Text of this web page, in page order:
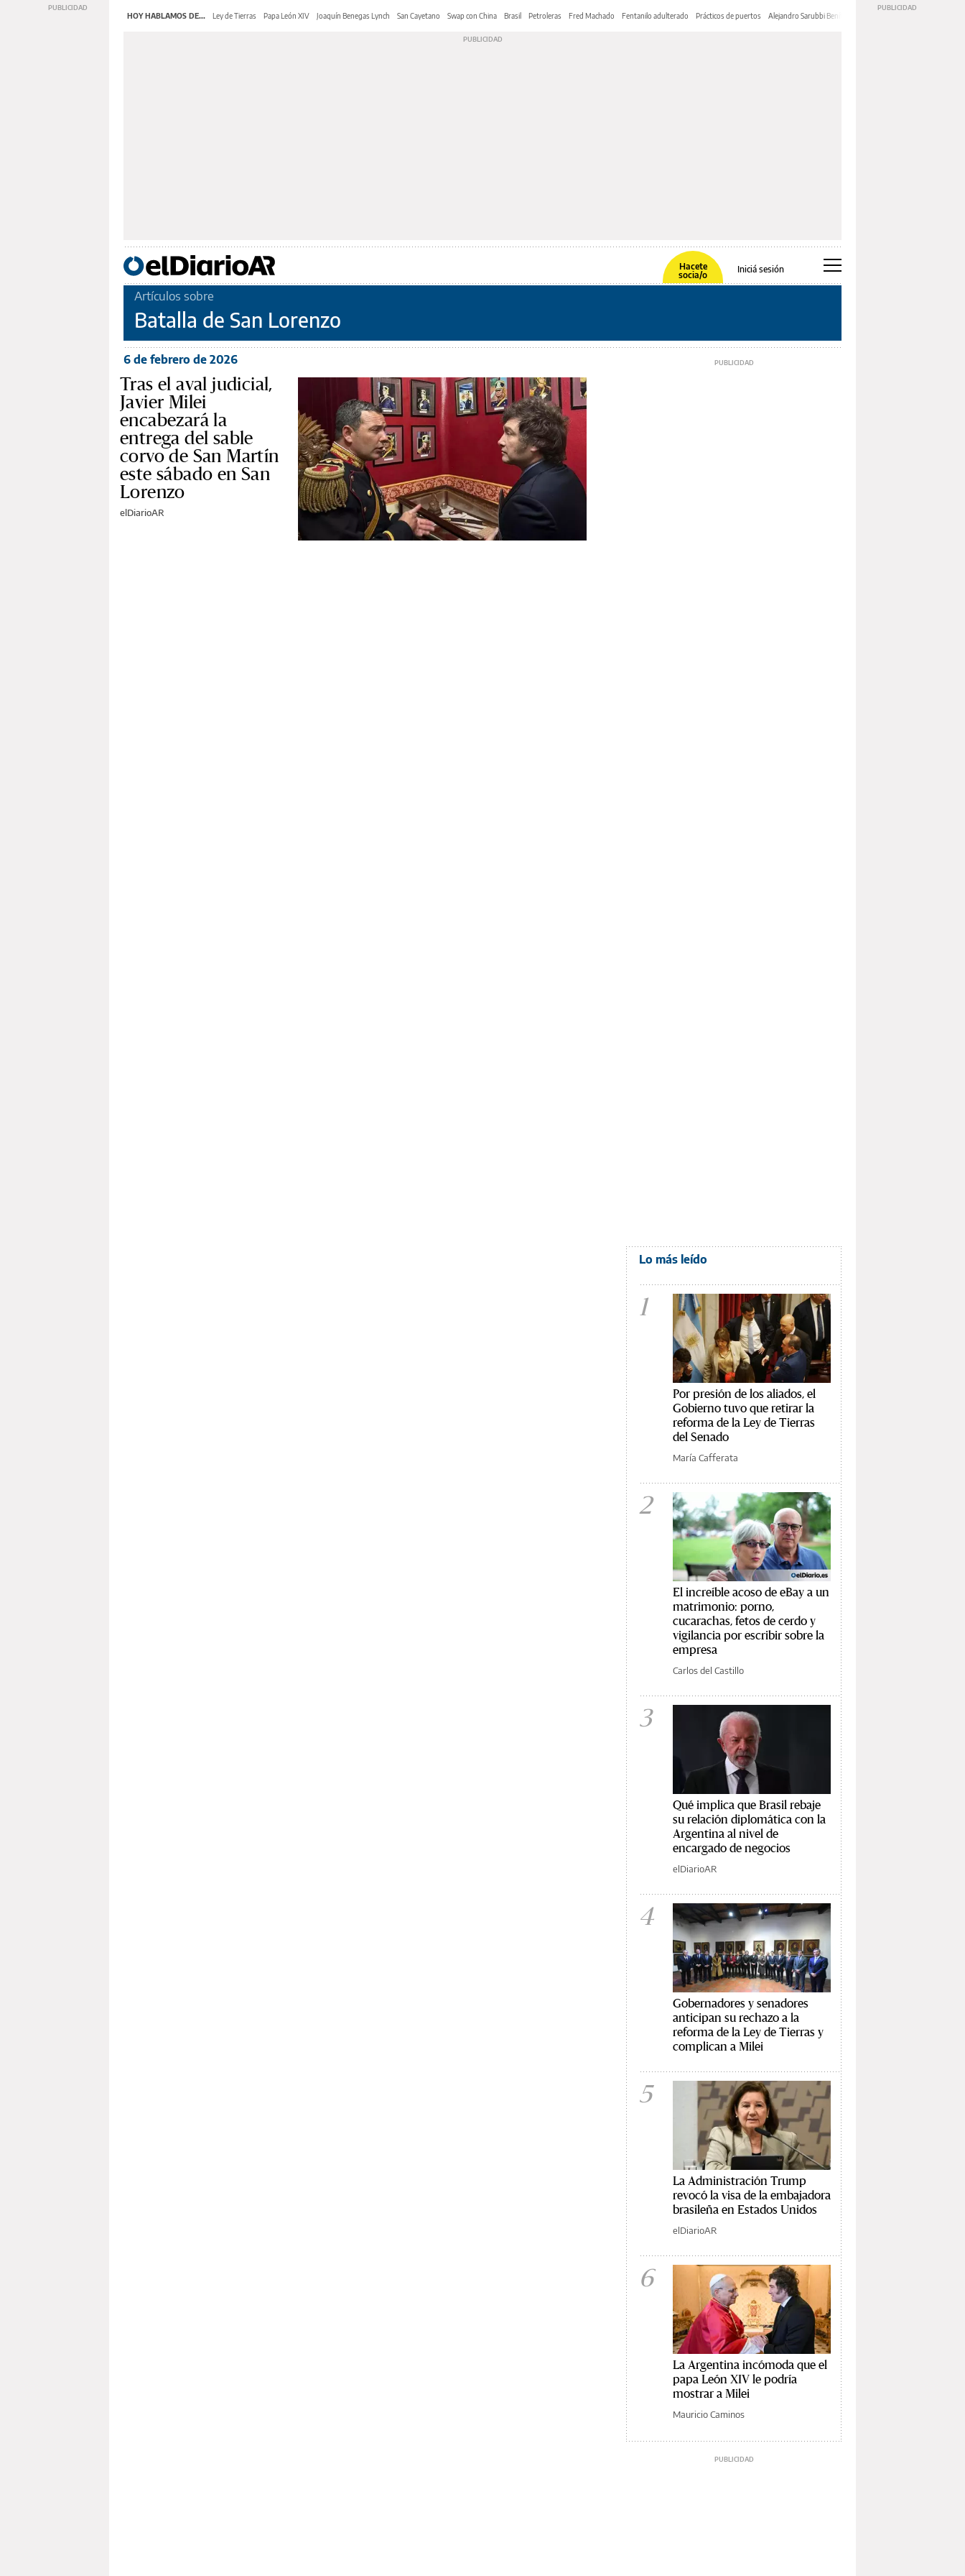
HOY HABLAMOS DE... Ley de Tierras Papa León XIV Joaquín Benegas Lynch San Cayetano Swap con China Brasil Petroleras Fred Machado Fentanilo adulterado Prácticos de puertos Alejandro Sarubbi Benítez
Hacete
socia/o
Iniciá sesión
Artículos sobre
Batalla de San Lorenzo
6 de febrero de 2026
Tras el aval judicial,
Javier Milei
encabezará la
entrega del sable
corvo de San Martín
este sábado en San
Lorenzo
elDiarioAR
Lo más leído
1
Por presión de los aliados, el
Gobierno tuvo que retirar la
reforma de la Ley de Tierras
del Senado
María Cafferata
2
El increíble acoso de eBay a un
matrimonio: porno,
cucarachas, fetos de cerdo y
vigilancia por escribir sobre la
empresa
Carlos del Castillo
3
Qué implica que Brasil rebaje
su relación diplomática con la
Argentina al nivel de
encargado de negocios
elDiarioAR
4
Gobernadores y senadores
anticipan su rechazo a la
reforma de la Ley de Tierras y
complican a Milei
5
La Administración Trump
revocó la visa de la embajadora
brasileña en Estados Unidos
elDiarioAR
6
La Argentina incómoda que el
papa León XIV le podría
mostrar a Milei
Mauricio Caminos